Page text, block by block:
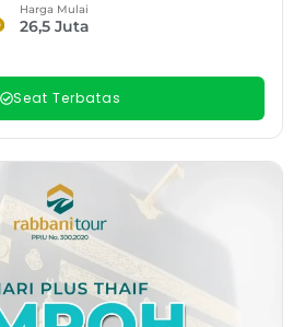
Harga Mulai
26,5 Juta
Seat Terbatas